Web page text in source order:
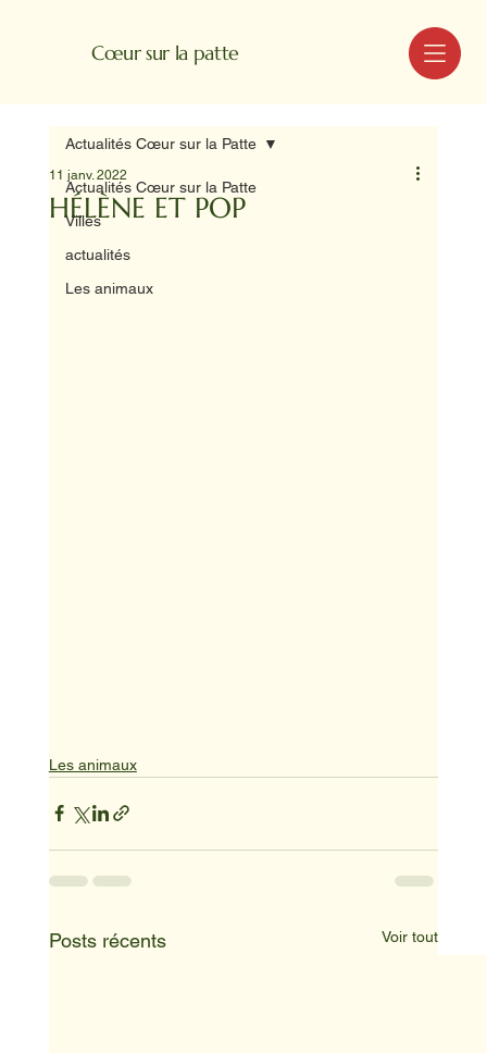
Cœur sur la patte MENU
Actualités Cœur sur la Patte
Villes
actualités
Les animaux
Actualités Cœur sur la Patte
HÉLÈNE ET POP
11 janv. 2022
Les animaux
Posts récents Voir tout